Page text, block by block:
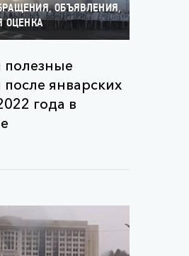
,ОБЪЯВЛЕНИЯ ,
ОЦЕНКА
январских
года в